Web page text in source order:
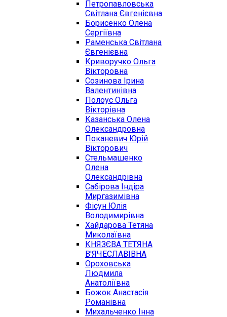
Петропавловська
Світлана Євгенієвна
Борисенко Олена
Сергіївна
Раменська Світлана
Євгенієвна
Криворучко Ольга
Вікторовна
Созинова Ірина
Валентинівна
Полоус Ольга
Вікторівна
Казанська Олена
Олександровна
Поканевич Юрій
Вікторович
Стельмашенко
Олена
Олександрівна
Сабірова Індіра
Миргазимівна
Фісун Юлія
Володимирівна
Хайдарова Тетяна
Миколаївна
КНЯЗЄВА ТЕТЯНА
В'ЯЧЕСЛАВІВНА
Ороховська
Людмила
Анатоліївна
Божок Анастасія
Романівна
Михальченко Інна